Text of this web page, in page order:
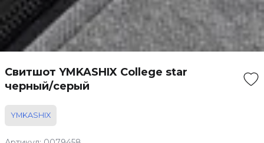
Свитшот YMKASHIX College star
черный/серый
YMKASHIX